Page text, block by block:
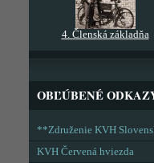
4. Členská základňa
OBĽÚBENÉ
**Združenie KVH
KVH Červená hviezda